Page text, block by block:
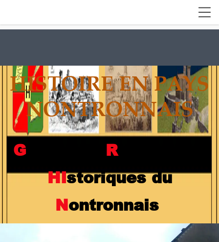
HISTOIRE EN PAYS
NONTRONNAIS
Groupe de Recherches
HIstoriques du
Nontronnais